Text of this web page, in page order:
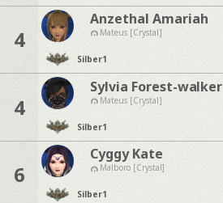
4
Anzethal Amariah
Mateus [Crystal]
Silber1
4
Sylvia Forest-walker
Mateus [Crystal]
Silber1
6
Cyggy Kate
Malboro [Crystal]
Silber1